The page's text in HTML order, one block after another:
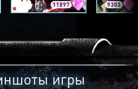
11897 9303
игры